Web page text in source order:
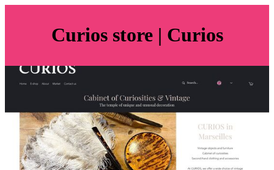
Curios store | Curios